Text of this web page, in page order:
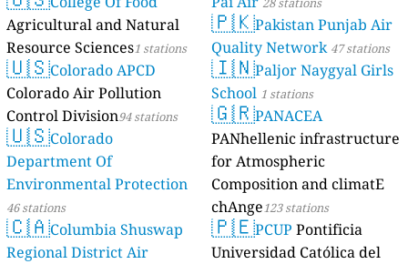
Agricultural and Natural
Resource Sciences1 stations
🇺🇸Colorado APCD
Colorado Air Pollution
Control Division94 stations
🇺🇸Colorado
Department Of
Environmental Protection
46 stations
🇨🇦Columbia Shuswap
Regional District Air
🇵🇰Pakistan Punjab Air
Quality Network 47 stations
🇮🇳Paljor Naygyal Girls
School 1 stations
🇬🇷PANACEA
PANhellenic infrastructure
for Atmospheric
Composition and climatE
chAnge123 stations
🇵🇪PCUP Pontificia
Universidad Católica del